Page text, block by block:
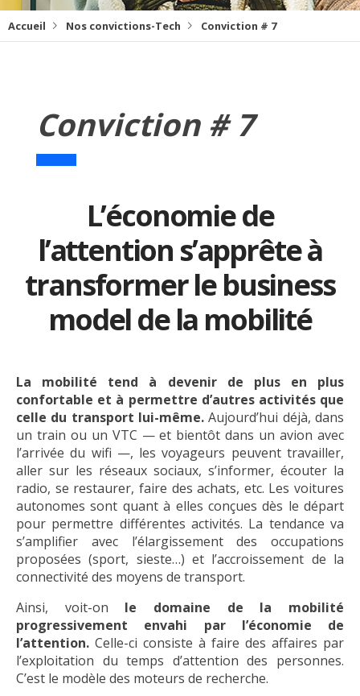
Accueil Nos convictions-Tech Conviction # 7
Conviction # 7
L’économie de
l’attention s’apprête à
transformer le business
model de la mobilité
La mobilité tend à devenir de plus en plus
confortable et à permettre d’autres activités que
celle du transport lui-même. Aujourd’hui déjà, dans
un train ou un VTC — et bientôt dans un avion avec
l’arrivée du wifi —, les voyageurs peuvent travailler,
aller sur les réseaux sociaux, s’informer, écouter la
radio, se restaurer, faire des achats, etc. Les voitures
autonomes sont quant à elles conçues dès le départ
pour permettre différentes activités. La tendance va
s’amplifier avec l’élargissement des occupations
proposées (sport, sieste…) et l’accroissement de la
connectivité des moyens de transport.
Ainsi, voit-on le domaine de la mobilité
progressivement envahi par l’économie de
l’attention. Celle-ci consiste à faire des affaires par
l’exploitation du temps d’attention des personnes.
C’est le modèle des moteurs de recherche.